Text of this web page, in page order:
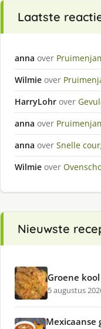
Laatste
anna over
Wilmie over
HarryLohr over
anna over
anna over Snelle
Wilmie over
Nieuwste
Groene
5 augustus
Mexicaanse